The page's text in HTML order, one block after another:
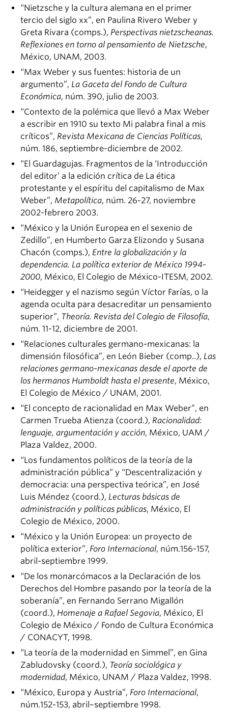
“Nietzsche y la cultura alemana en el primer
tercio del siglo xx”, en Paulina Rivero Weber y
Greta Rivara (comps.), Perspectivas nietzscheanas.
Reflexiones en torno al pensamiento de Nietzsche,
México, UNAM, 2003.
“Max Weber y sus fuentes: historia de un
argumento”, La Gaceta del Fondo de Cultura
Económica, núm. 390, julio de 2003.
“Contexto de la polémica que llevó a Max Weber
a escribir en 1910 su texto Mi palabra final a mis
críticos”, Revista Mexicana de Ciencias Políticas,
núm. 186, septiembre-diciembre de 2002.
“El Guardagujas. Fragmentos de la ‘Introducción
del editor’ a la edición crítica de La ética
protestante y el espíritu del capitalismo de Max
Weber”, Metapolítica, núm. 26-27, noviembre
2002-febrero 2003.
“México y la Unión Europea en el sexenio de
Zedillo”, en Humberto Garza Elizondo y Susana
Chacón (comps.), Entre la globalización y la
dependencia. La política exterior de México 1994-
2000, México, El Colegio de México-ITESM, 2002.
“Heidegger y el nazismo según Víctor Farías, o la
agenda oculta para desacreditar un pensamiento
superior”, Theoría. Revista del Colegio de Filosofía,
núm. 11-12, diciembre de 2001.
“Relaciones culturales germano-mexicanas: la
dimensión filosófica”, en León Bieber (comp..), Las
relaciones germano-mexicanas desde el aporte de
los hermanos Humboldt hasta el presente, México,
El Colegio de México / UNAM, 2001.
“El concepto de racionalidad en Max Weber”, en
Carmen Trueba Atienza (coord.), Racionalidad:
lenguaje, argumentación y acción, México, UAM /
Plaza Valdez, 2000.
“Los fundamentos políticos de la teoría de la
administración pública” y “Descentralización y
democracia: una perspectiva teórica”, en José
Luis Méndez (coord.), Lecturas básicas de
administración y políticas públicas, México, El
Colegio de México, 2000.
“México y la Unión Europea: un proyecto de
política exterior”, Foro Internacional, núm.156-157,
abril-septiembre 1999.
“De los monarcómacos a la Declaración de los
Derechos del Hombre pasando por la teoría de la
soberanía”, en Fernando Serrano Migallón
(coord.), Homenaje a Rafael Segovia, México, El
Colegio de México / Fondo de Cultura Económica
/ CONACYT, 1998.
“La teoría de la modernidad en Simmel”, en Gina
Zabludovsky (coord.), Teoría sociológica y
modernidad, México, UNAM / Plaza Valdez, 1998.
“México, Europa y Austria”, Foro Internacional,
núm.152-153, abril–septiembre 1998.